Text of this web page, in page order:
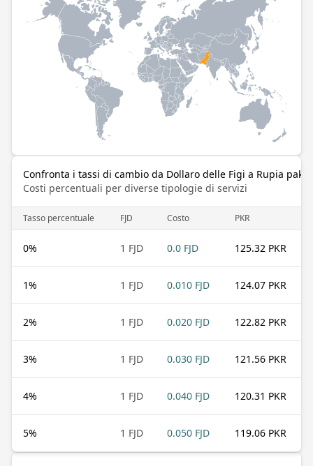
Confronta i tassi di cambio da Dollaro delle Figi a Rupia
Costi percentuali per diverse tipologie di servizi
Tasso percentuale FJD Costo PKR
0% 1 FJD 0.0 FJD 125.32 PKR
1% 1 FJD 0.010 FJD 124.07 PKR
2% 1 FJD 0.020 FJD 122.82 PKR
3% 1 FJD 0.030 FJD 121.56 PKR
4% 1 FJD 0.040 FJD 120.31 PKR
5% 1 FJD 0.050 FJD 119.06 PKR